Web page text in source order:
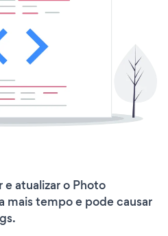
e atualizar o Photo
mais tempo e pode causar